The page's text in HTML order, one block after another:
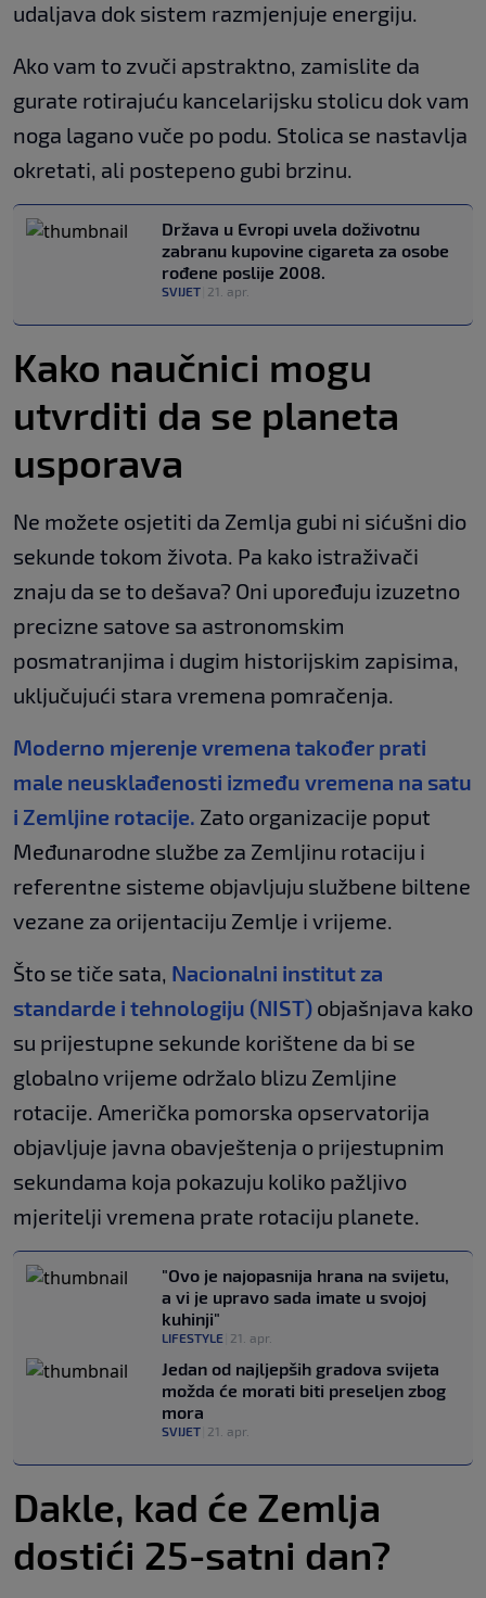
udaljava dok sistem razmjenjuje energiju.
Ako vam to zvuči apstraktno, zamislite da
gurate rotirajuću kancelarijsku stolicu dok vam
noga lagano vuče po podu. Stolica se nastavlja
okretati, ali postepeno gubi brzinu.
Država u Evropi uvela doživotnu
zabranu kupovine cigareta za osobe
rođene poslije 2008.
SVIJET 21. apr.
Kako naučnici mogu
utvrditi da se planeta
usporava
Ne možete osjetiti da Zemlja gubi ni sićušni dio
sekunde tokom života. Pa kako istraživači
znaju da se to dešava? Oni upoređuju izuzetno
precizne satove sa astronomskim
posmatranjima i dugim historijskim zapisima,
uključujući stara vremena pomračenja.
Moderno mjerenje vremena također prati
male neusklađenosti između vremena na satu
i Zemljine rotacije. Zato organizacije poput
Međunarodne službe za Zemljinu rotaciju i
referentne sisteme objavljuju službene biltene
vezane za orijentaciju Zemlje i vrijeme.
Što se tiče sata, Nacionalni institut za
standarde i tehnologiju (NIST) objašnjava kako
su prijestupne sekunde korištene da bi se
globalno vrijeme održalo blizu Zemljine
rotacije. Američka pomorska opservatorija
objavljuje javna obavještenja o prijestupnim
sekundama koja pokazuju koliko pažljivo
mjeritelji vremena prate rotaciju planete.
"Ovo je najopasnija hrana na svijetu,
a vi je upravo sada imate u svojoj
kuhinji"
LIFESTYLE 21. apr.
Jedan od najljepših gradova svijeta
možda će morati biti preseljen zbog
mora
SVIJET 21. apr.
Dakle, kad će Zemlja
dostići 25-satni dan?